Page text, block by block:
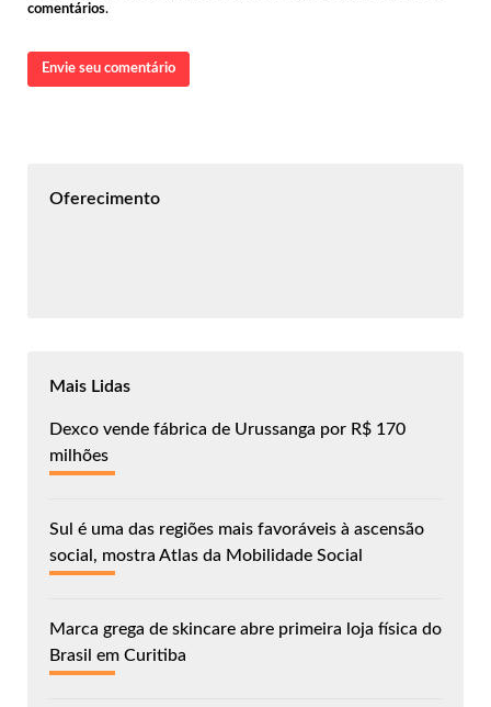
comentários.
Envie seu comentário
Oferecimento
Mais Lidas
Dexco vende fábrica de Urussanga por R$ 170
milhões
Sul é uma das regiões mais favoráveis à ascensão
social, mostra Atlas da Mobilidade Social
Marca grega de skincare abre primeira loja física do
Brasil em Curitiba